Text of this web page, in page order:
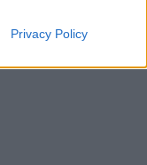
Privacy Policy